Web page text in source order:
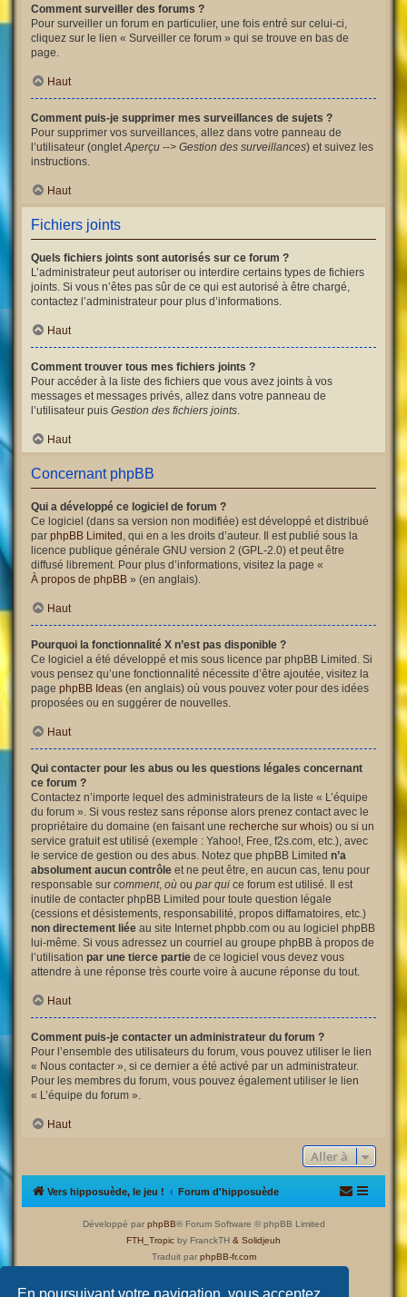
En poursuivant votre navigation, vous acceptez
Comment surveiller des forums ?
Pour surveiller un forum en particulier, une fois entré sur celui-ci,
cliquez sur le lien « Surveiller ce forum » qui se trouve en bas de
page.
Haut
Comment puis-je supprimer mes surveillances de sujets ?
Pour supprimer vos surveillances, allez dans votre panneau de
l’utilisateur (ongletAperçu --> Gestion des surveillances) et suivez les
instructions.
Haut
Fichiers joints
Quels fichiers joints sont autorisés sur ce forum ?
L’administrateur peut autoriser ou interdire certains types de fichiers
joints. Si vous n’êtes pas sûr de ce qui est autorisé à être chargé,
contactez l’administrateur pour plus d’informations.
Haut
Comment trouver tous mes fichiers joints ?
Pour accéder à la liste des fichiers que vous avez joints à vos
messages et messages privés, allez dans votre panneau de
l’utilisateur puis Gestion des fichiers joints.
Haut
Concernant phpBB
Qui a développé ce logiciel de forum ?
Ce logiciel (dans sa version non modifiée) est développé et distribué
par phpBB Limited , qui en a les droits d’auteur. Il est publié sous la
licence publique générale GNU version 2 (GPL-2.0) et peut être
diffusé librement. Pour plus d’informations, visitez la page «
À propos de phpBB » (en anglais).
Haut
Pourquoi la fonctionnalité X n’est pas disponible ?
Ce logiciel a été développé et mis sous licence par phpBB Limited. Si
vous pensez qu’une fonctionnalité nécessite d’être ajoutée, visitez la
page phpBB Ideas (en anglais) où vous pouvez voter pour des idées
proposées ou en suggérer de nouvelles.
Haut
Qui contacter pour les abus ou les questions légales concernant
ce forum ?
Contactez n’importe lequel des administrateurs de la liste « L’équipe
du forum ». Si vous restez sans réponse alors prenez contact avec le
propriétaire du domaine (en faisant une recherche sur whois) ou si un
service gratuit est utilisé (exemple : Yahoo!, Free, f2s.com, etc.), avec
le service de gestion ou des abus. Notez que phpBB Limited n’a
absolument aucun contrôle et ne peut être, en aucun cas, tenu pour
responsable sur comment, où ou par qui ce forum est utilisé. Il est
inutile de contacter phpBB Limited pour toute question légale
(cessions et désistements, responsabilité, propos diffamatoires, etc.)
non directement liée au site Internet phpbb.com ou au logiciel phpBB
lui-même. Si vous adressez un courriel au groupe phpBB à propos de
l’utilisation par une tierce partie de ce logiciel vous devez vous
attendre à une réponse très courte voire à aucune réponse du tout.
Haut
Comment puis-je contacter un administrateur du forum ?
Pour l’ensemble des utilisateurs du forum, vous pouvez utiliser le lien
« Nous contacter », si ce dernier a été activé par un administrateur.
Pour les membres du forum, vous pouvez également utiliser le lien
« L’équipe du forum ».
Haut
Aller à
Vers hipposuède, le jeu ! Forum d'hipposuède
Développé par phpBB® Forum Software © phpBB Limited
FTH_Tropic by FranckTH & Solidjeuh
Traduit par phpBB-fr.com